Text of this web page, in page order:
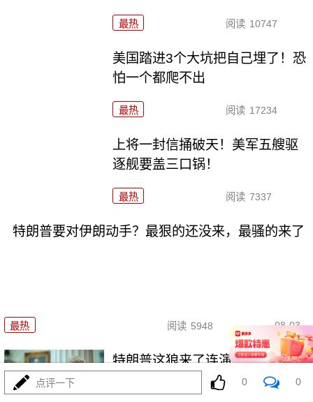
最热 阅读 10747
美国踏进3个大坑把自己埋了！恐
怕一个都爬不出
最热 阅读 17234
上将一封信捅破天！美军五艘驱
逐舰要盖三口锅！
最热 阅读 7337
特朗普要对伊朗动手？最狠的还没来，最骚的来了
最热 阅读 5948 08-03
特朗普这狼来了连演十遍，伊
朗：你猜我信不信？
点评一下 0 0